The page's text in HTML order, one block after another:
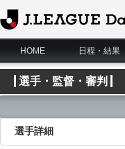
J.League Data Site
HOME
日程・結果
選手・監督・審判
選手詳細